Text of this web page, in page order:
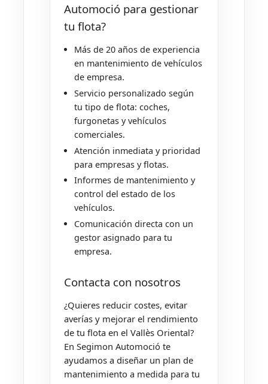
Automoció para gestionar
tu flota?
Más de 20 años de experiencia
en mantenimiento de vehículos
de empresa.
Servicio personalizado según
tu tipo de flota: coches,
furgonetas y vehículos
comerciales.
Atención inmediata y prioridad
para empresas y flotas.
Informes de mantenimiento y
control del estado de los
vehículos.
Comunicación directa con un
gestor asignado para tu
empresa.
Contacta con nosotros
¿Quieres reducir costes, evitar
averías y mejorar el rendimiento
de tu flota en el Vallès Oriental?
En Segimon Automoció te
ayudamos a diseñar un plan de
mantenimiento a medida para tu